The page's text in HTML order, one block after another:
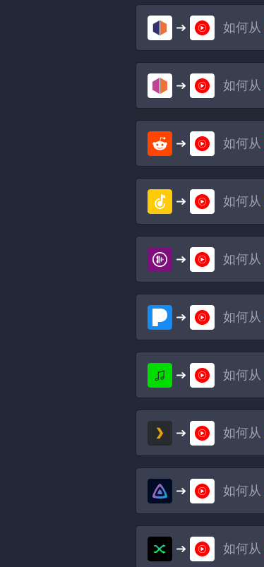
如何从
如何从
如何从
如何从
如何从
如何从
如何从
如何从
如何从
如何从